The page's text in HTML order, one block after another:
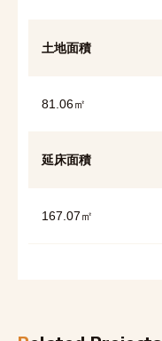
土地面積
81.06㎡
延床面積
167.07㎡